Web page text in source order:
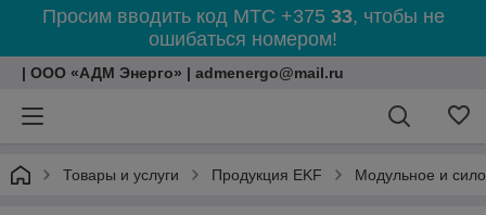
Просим вводить код МТС +375 33, чтобы не
ошибаться номером!
| ООО «АДМ Энерго» | admenergo@mail.ru
Товары и услуги Продукция EKF Модульное и